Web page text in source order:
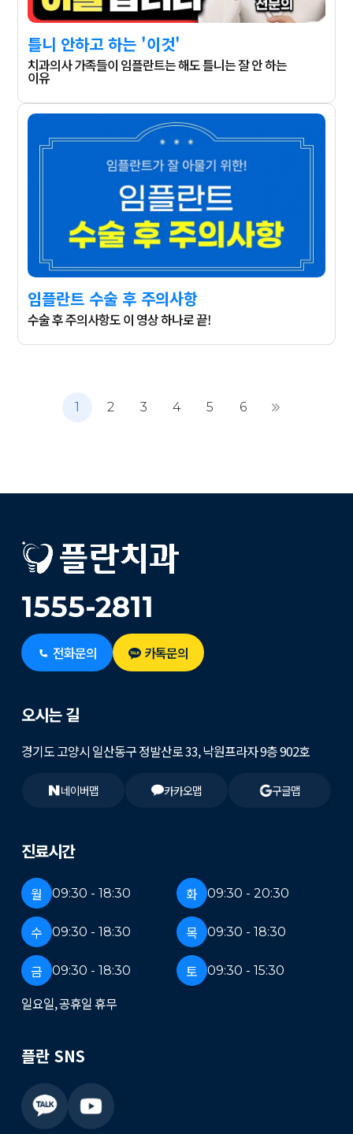
틀니 안하고 하는 '이것'
치과의사 가족들이 임플란트는 해도 틀니는 잘 안 하는
이유
임플란트 수술 후 주의사항
수술 후 주의사항도 이 영상 하나로 끝!
1 2 3 4 5 6
1555-2811
전화문의 카톡문의
진료시간
월 09:30 - 18:30 화 09:30 - 20:30
수 09:30 - 18:30 목 09:30 - 18:30
금 09:30 - 18:30 토 09:30 - 15:30
일요일, 공휴일 휴무
오시는 길
경기도 고양시 일산동구 정발산로 33, 낙원프라자 9층 902호
네이버맵 카카오맵 구글맵
플란 SNS